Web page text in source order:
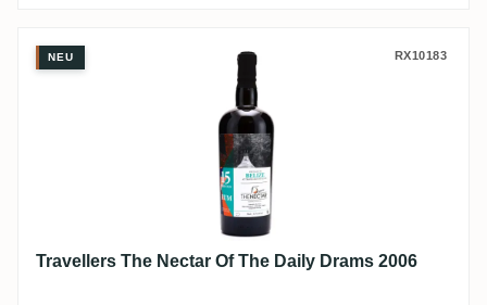
Travellers The Nectar Of The Daily Drams
NEU RX10183
Travellers The Nectar Of The Daily Drams 2006